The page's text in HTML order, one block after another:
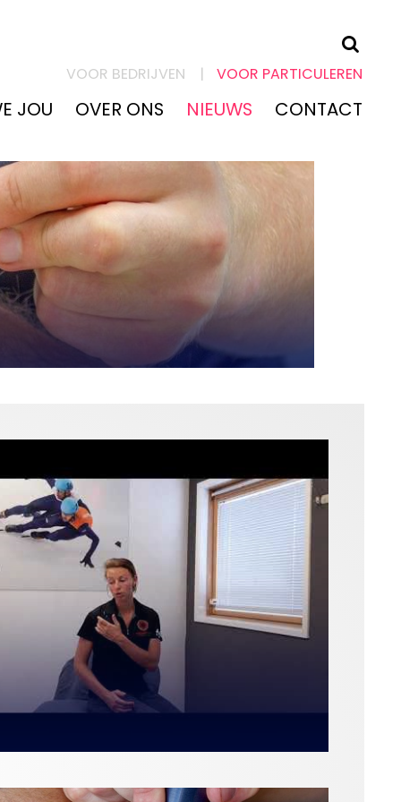
VOOR BEDRIJVEN VOOR PARTICULEREN
JOU OVER ONS NIEUWS CONTACT
KLACHTEN &
ZO HELPEN WE
OVER ONS
CONTACT